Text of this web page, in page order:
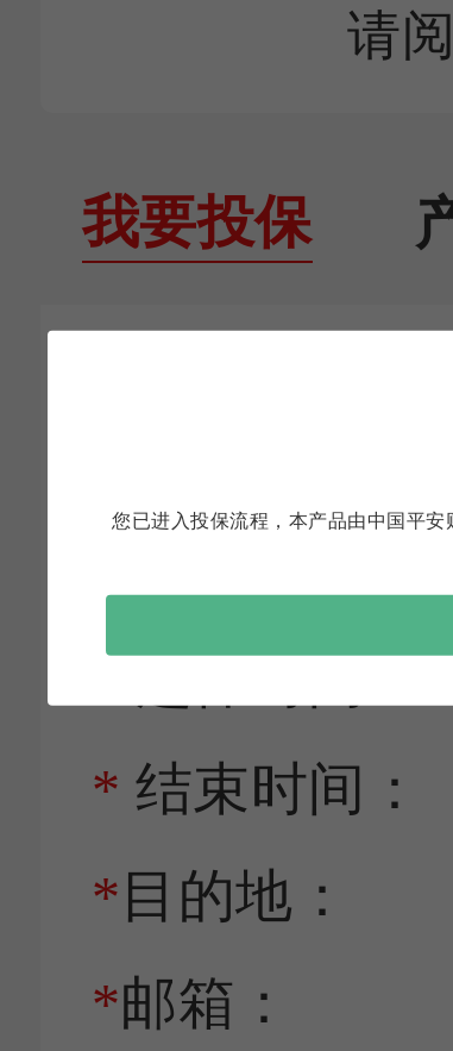
您已进入投保流程，本产品由中国平
请
我要投保
* 结束时间：
* 目的地：
*邮箱：